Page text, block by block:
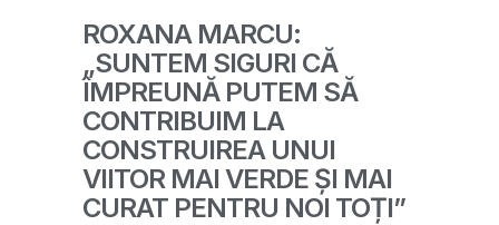
ROXANA MARCU:
„SUNTEM SIGURI CĂ
ÎMPREUNĂ PUTEM SĂ
CONTRIBUIM LA
CONSTRUIREA UNUI
VIITOR MAI VERDE ȘI MAI
CURAT PENTRU NOI TOȚI”